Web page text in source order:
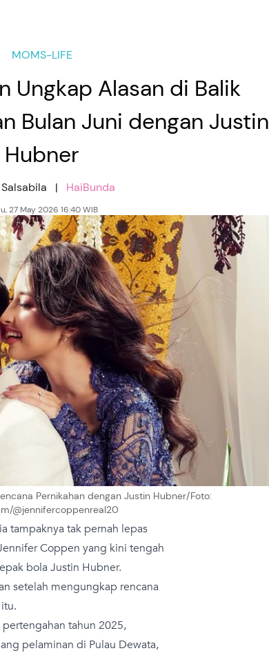
MOMS-LIFE
Ungkap Alasan di Balik
Bulan Juni dengan Justin
Hubner
Salsabila | HaiBunda
27 May 2026 16:40 WIB
Pernikahan dengan Justin Hubner/Foto:
@jennifercoppenreal20
tampaknya tak pernah lepas
Coppen yang kini tengah
bola Justin Hubner.
setelah mengungkap rencana
tahun 2025,
pelaminan di Pulau Dewata,